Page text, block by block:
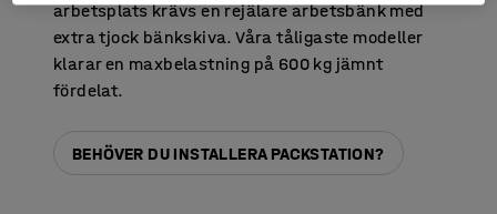
arbetsplats krävs en rejälare arbetsbänk med
extra tjock bänkskiva. Våra tåligaste modeller
klarar en maxbelastning på 600 kg jämnt
fördelat.
BEHÖVER DU INSTALLERA PACKSTATION?